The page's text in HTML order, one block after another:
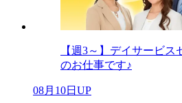
【週3～】デイサービ
のお仕事です♪
08月10日UP